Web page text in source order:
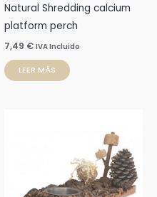
Natural Shredding calcium
platform perch
7,49 € IVA Incluido
LEER MÁS
precios:
desde
12,95 €
hasta
15,25 €